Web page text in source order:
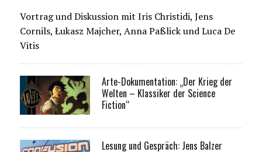
Vortrag und Diskussion mit Iris Christidi, Jens
Cornils, Łukasz Majcher, Anna Paßlick und Luca De
Vitis
Arte-Dokumentation: „Der Krieg der
Welten – Klassiker der Science
Fiction“
Lesung und Gespräch: Jens Balzer